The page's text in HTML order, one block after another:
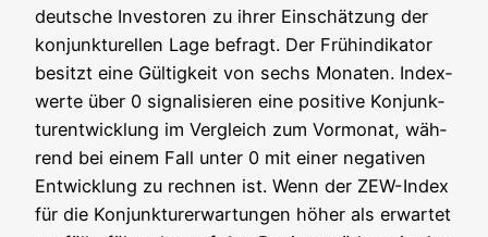
deut­sche Inves­to­ren zu ihrer Ein­schät­zung der
kon­junk­tu­rel­len Lage befragt. Der Früh­in­di­ka­tor
besitzt eine Gül­tig­keit von sechs Mona­ten. Index­
wer­te über 0 signa­li­sie­ren eine posi­ti­ve Kon­junk­
tur­ent­wick­lung im Ver­gleich zum Vor­mo­nat, wäh­
rend bei einem Fall unter 0 mit einer nega­ti­ven
Ent­wick­lung zu rech­nen ist. Wenn der ZEW-Index
für die Kon­junk­tur­er­war­tun­gen höher als erwar­tet